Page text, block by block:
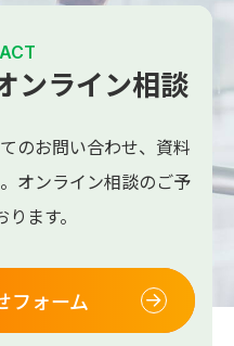
ンライン相談
のお問い合わせ、 資料
オンライン相談のご予
ます。
フォーム